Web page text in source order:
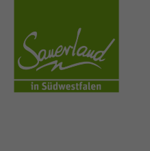
sauerland.co
m